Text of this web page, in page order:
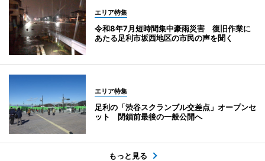
エリア特集
令和8年7月短時間集中豪雨災害 復旧作業に
あたる足利市坂西地区の市民の声を聞く
エリア特集
足利の「渋谷スクランブル交差点」オープンセ
ット 閉鎖前最後の一般公開へ
もっと見る